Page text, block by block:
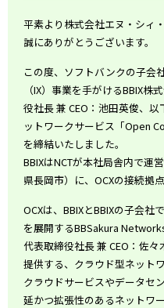
平素より株式会社エヌ・シィ
誠にありがとうございます。
この度、ソフトバンクの子会
（IX）事業を手がけるBBIX株
役社長 兼 CEO：池田英俊、
ットワークサービス「Open
を締結いたしました。
BBIXはNCTが本社局舎内で運
県長岡市）に、 OCXの接続拠
OCXは、BBIXとBBIXの子会
を展開するBBSakura
代表取締役社長 兼 CEO：佐
提供する、クラウド型ネット
クラウドサービスやデータセ
延かつ拡張性のあるネットワ